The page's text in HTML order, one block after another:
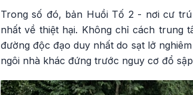
Trong số đó, bản Huồi Tố 2 - nơi cư
nhất về thiệt hại. Không chỉ cách trung
đường độc đạo duy nhất do sạt lở
ngôi nhà khác đứng trước nguy cơ đổ